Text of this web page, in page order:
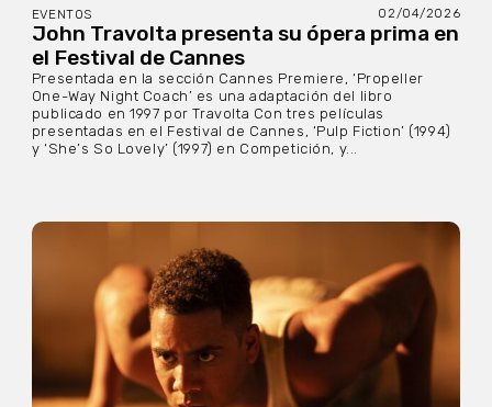
EVENTOS 02/04/2026
John Travolta presenta su ópera prima en
el Festival de Cannes
Presentada en la sección Cannes Premiere, ‘Propeller
One-Way Night Coach’ es una adaptación del libro
publicado en 1997 por Travolta Con tres películas
presentadas en el Festival de Cannes, ‘Pulp Fiction’ (1994)
y ‘She’s So Lovely’ (1997) en Competición, y...